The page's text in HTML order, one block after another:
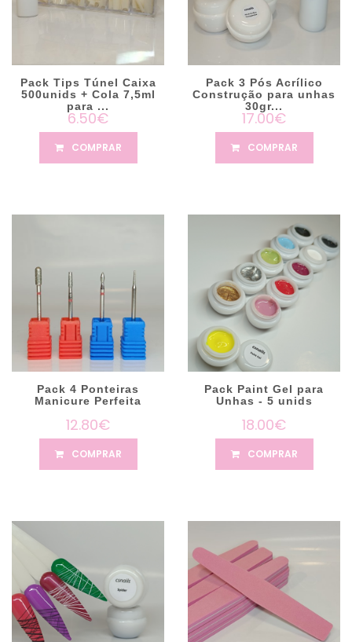
Pack Tips Túnel Caixa
500unids + Cola 7,5ml
para ...
6.50€
COMPRAR
Pack 3 Pós Acrílico
Construção para unhas
30gr...
17.00€
COMPRAR
Pack 4 Ponteiras
Manicure Perfeita
12.80€
COMPRAR
Pack Paint Gel para
Unhas - 5 unids
18.00€
COMPRAR